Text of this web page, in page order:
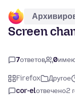
Screen
7ответов 0
Firefox Другое
cor-elотвечено2